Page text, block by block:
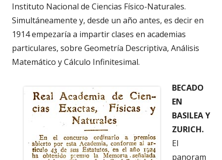
Instituto Nacional de Ciencias Físico-Naturales.
Simultáneamente y, desde un año antes, es decir en
1914 empezaría a impartir clases en academias
particulares, sobre Geometría Descriptiva, Análisis
Matemático y Cálculo Infinitesimal.
BECADO
EN
BASILEA Y
ZURICH.
El
panoram